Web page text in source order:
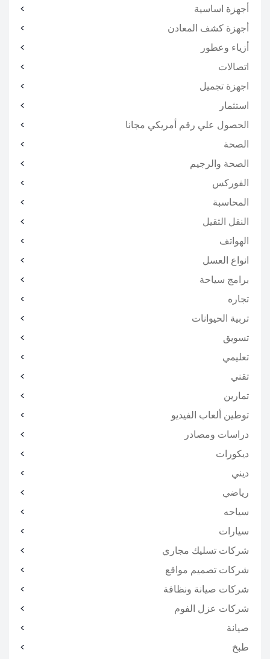
أجهزة اساسية
أجهزة كشف المعادن
أزياء وعطور
اتصالات
اجهزة تجميل
استثمار
الحصول علي رقم أمريكي مجانا
الصحة
الصحة والرجيم
الفوركس
المحاسبة
النقل الثقيل
الهواتف
انواع العسل
برامج سياحة
تجاره
تربية الحيوانات
تسويق
تعليمي
تقني
تمارين
توطين ألعاب الفيديو
دراسات ومصادر
ديكورات
ديني
رياضي
سياحه
سيارات
شركات تسليك مجاري
شركات تصميم مواقع
شركات صيانة ونظافة
شركات عزل الفوم
صيانة
طبخ